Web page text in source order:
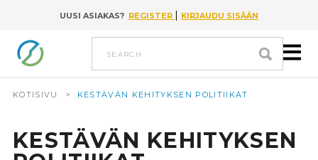
Go to content
UUSI ASIAKAS? REGISTER | KIRJAUDU SISÄÄN
search
KOTISIVU > KESTÄVÄN KEHITYKSEN POLITIIKAT
KESTÄVÄN KEHITYKSEN